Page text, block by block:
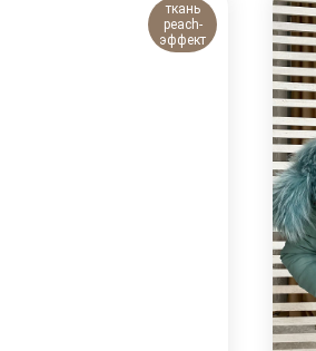
ткань
peach-
эффект